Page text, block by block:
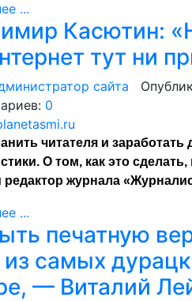
...
Касютин:
тут ни
сайта
0
читателя и
О том, как это
редактор журнала
...
печатную
самых
— Виталий